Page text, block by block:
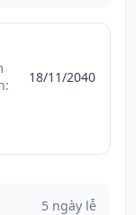
18/11/2040
5 ngày lễ